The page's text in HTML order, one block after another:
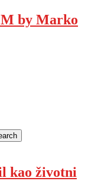
by Marko
kao životni